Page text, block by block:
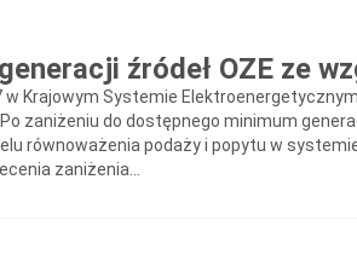
źródeł OZE ze
w Krajowym Systemie
zaniżeniu do dostępnego minimum
równoważenia podaży i popytu w
zaniżenia...